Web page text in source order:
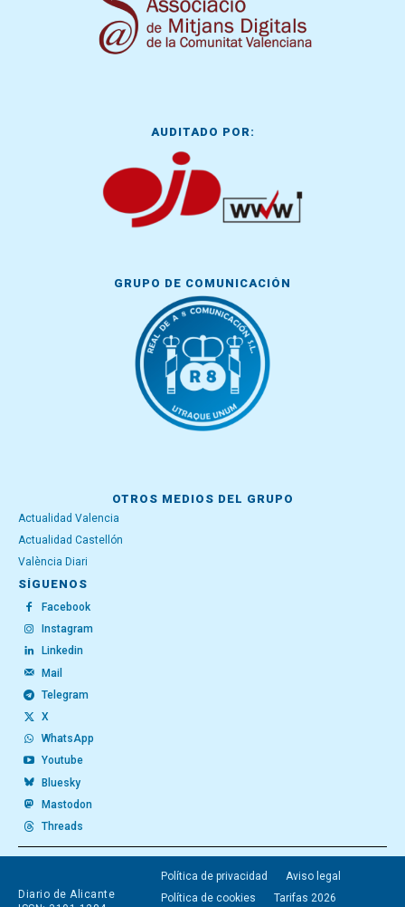
AUDITADO POR:
GRUPO DE COMUNICACIÓN
OTROS MEDIOS DEL GRUPO
Actualidad Valencia
Actualidad Castellón
València Diari
SÍGUENOS
Facebook
Instagram
Linkedin
Mail
Telegram
X
WhatsApp
Youtube
Bluesky
Mastodon
Threads
Diario de Alicante
Política de privacidad
Aviso legal
Política de cookies
Tarifas 2026